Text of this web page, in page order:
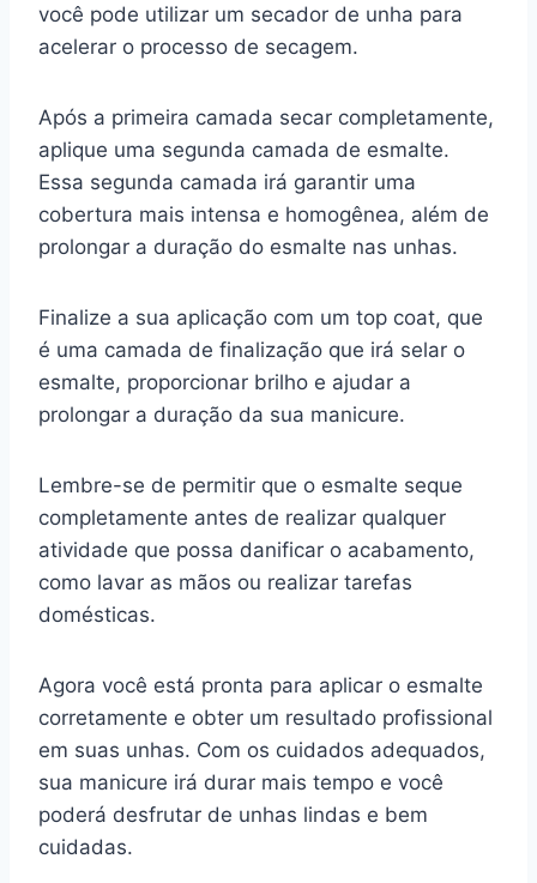
você pode utilizar um secador de unha para
acelerar o processo de secagem.
Após a primeira camada secar completamente,
aplique uma segunda camada de esmalte.
Essa segunda camada irá garantir uma
cobertura mais intensa e homogênea, além de
prolongar a duração do esmalte nas unhas.
Finalize a sua aplicação com um top coat, que
é uma camada de finalização que irá selar o
esmalte, proporcionar brilho e ajudar a
prolongar a duração da sua manicure.
Lembre-se de permitir que o esmalte seque
completamente antes de realizar qualquer
atividade que possa danificar o acabamento,
como lavar as mãos ou realizar tarefas
domésticas.
Agora você está pronta para aplicar o esmalte
corretamente e obter um resultado profissional
em suas unhas. Com os cuidados adequados,
sua manicure irá durar mais tempo e você
poderá desfrutar de unhas lindas e bem
cuidadas.